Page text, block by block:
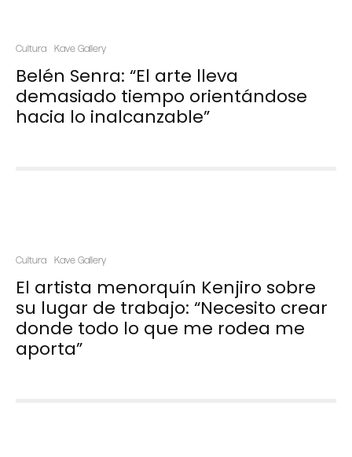
Cultura Kave Gallery
Belén Senra: “El arte lleva
demasiado tiempo orientándose
hacia lo inalcanzable”
Cultura Kave Gallery
El artista menorquín Kenjiro sobre
su lugar de trabajo: “Necesito crear
donde todo lo que me rodea me
aporta”